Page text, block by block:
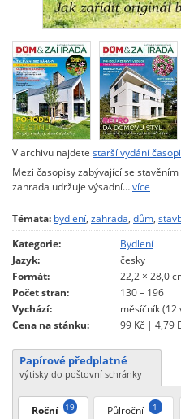
V archivu najdete starší vydání
Mezi časopisy zabývající se
zahrada udržuje výsadní…více
Témata: bydlení, zahrada, dům,
Kategorie:
Bydlení
Jazyk:
česky
Formát:
22,2 × 28,0
Počet stran:
130 – 196
Vychází:
měsíčník (12
Cena na stánku:
99 Kč | 4,79
Papírové předplatné
výtisky do poštovní schránky
Roční 19 Půlroční 1